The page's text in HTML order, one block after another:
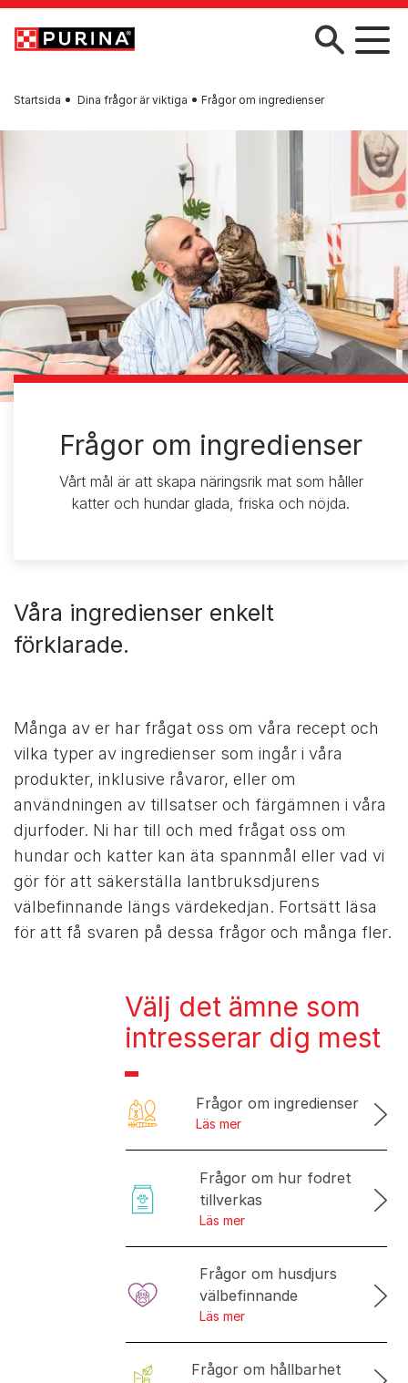
Skip to main content
Startsida Dina frågor är viktiga Frågor om ingredienser
Frågor om ingredienser
Vårt mål är att skapa näringsrik mat som håller
katter och hundar glada, friska och nöjda.
Våra ingredienser enkelt
förklarade.
Många av er har frågat oss om våra recept och
vilka typer av ingredienser som ingår i våra
produkter, inklusive råvaror, eller om
användningen av tillsatser och färgämnen i våra
djurfoder. Ni har till och med frågat oss om
hundar och katter kan äta spannmål eller vad vi
gör för att säkerställa lantbruksdjurens
välbefinnande längs värdekedjan. Fortsätt läsa
för att få svaren på dessa frågor och många fler.
Välj det ämne som
intresserar dig mest
Frågor om ingredienser
Läs mer
Frågor om hur fodret
tillverkas
Läs mer
Frågor om husdjurs
välbefinnande
Läs mer
Frågor om hållbarhet